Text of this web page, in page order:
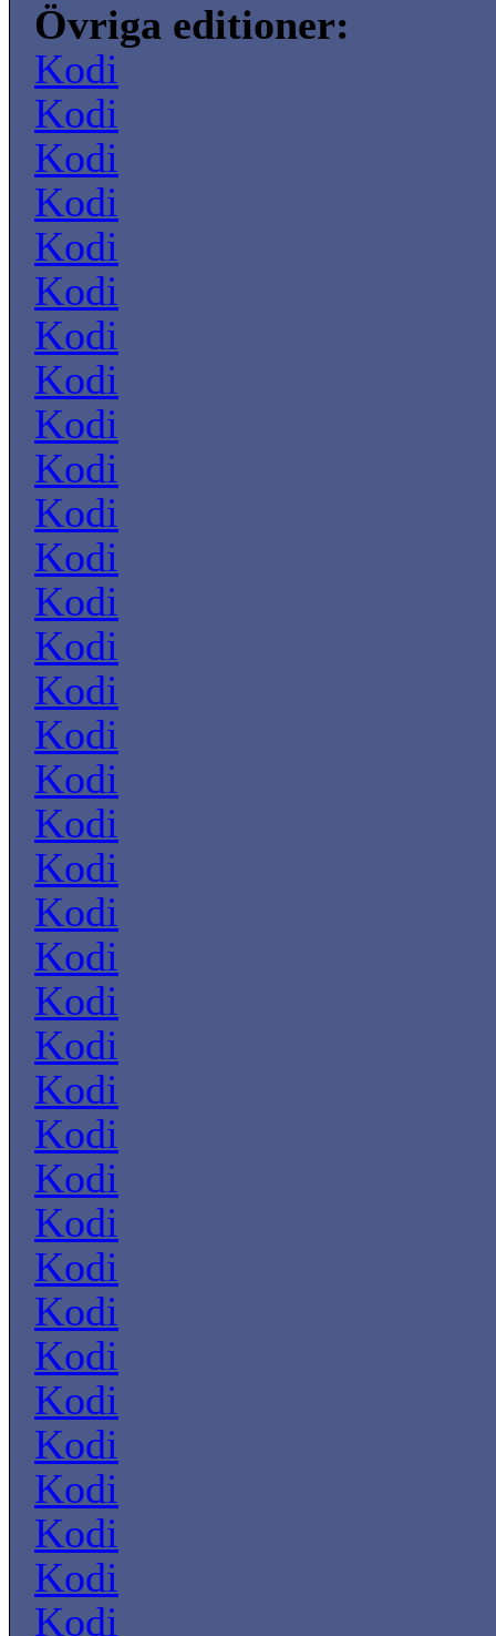
Övriga editioner:
Kodi
Kodi
Kodi
Kodi
Kodi
Kodi
Kodi
Kodi
Kodi
Kodi
Kodi
Kodi
Kodi
Kodi
Kodi
Kodi
Kodi
Kodi
Kodi
Kodi
Kodi
Kodi
Kodi
Kodi
Kodi
Kodi
Kodi
Kodi
Kodi
Kodi
Kodi
Kodi
Kodi
Kodi
Kodi
Kodi